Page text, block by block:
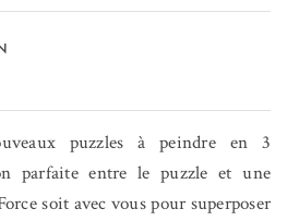
puzzles à peindre en 3
parfaite entre le puzzle et une
soit avec vous pour superposer